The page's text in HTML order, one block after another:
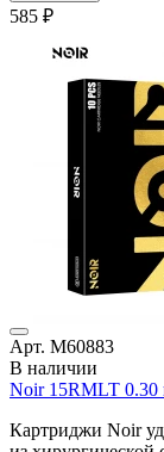
585 ₽
Арт. М60883
В наличии
Noir 15RMLT 0.30
Картриджи Noir